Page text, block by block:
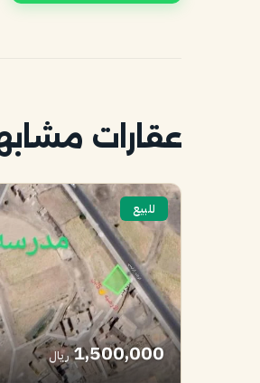
عقارات
للبيع
1,500,000 ريال